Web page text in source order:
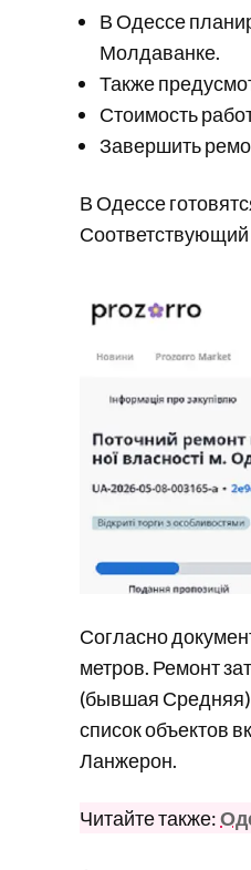
В Одессе
Молдаванке.
Также
Стоимость
Завершить
В Одессе
Согласно
метров. Ремонт
(бывшая Средняя)
список объектов
Ланжерон.
Читайте также: